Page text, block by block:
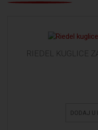
RIEDEL KUGLICE
DODAJ U